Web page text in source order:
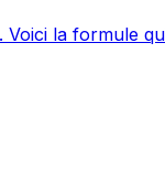
la formule